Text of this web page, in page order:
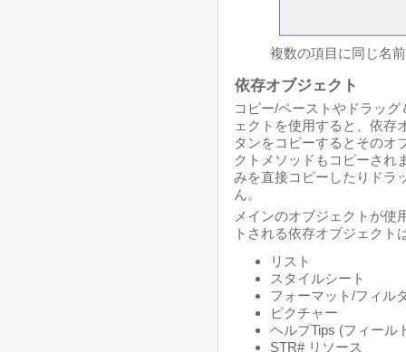
複数の項目に同じ名
依存オブジェクト
コピー/ペーストやドラッ
ェクトを使用すると、依存
タンをコピーするとそのオ
クトメソッドもコピーされ
みを直接コピーしたりドラ
ん。
メインのオブジェクトが使
トされる依存オブジェクト
リスト
スタイルシート
フォーマット/フィル
ピクチャー
ヘルプTips (フィール
STR# リソース